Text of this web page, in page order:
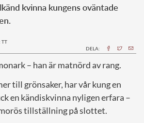
kvinna kungens oväntade
TT
DELA:
– han är matnörd av rang.
till grönsaker, har vår kung en
en kändiskvinna nyligen erfara –
tillställning på slottet.